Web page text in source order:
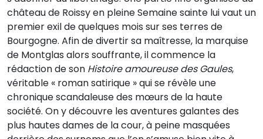
château de Roissy en pleine Semaine sainte lui vaut un
premier exil de quelques mois sur ses terres de
Bourgogne. Afin de divertir sa maîtresse, la marquise
de Montglas alors souffrante, il commence la
rédaction de son Histoire amoureuse des Gaules,
véritable « roman satirique » qui se révèle une
chronique scandaleuse des mœurs de la haute
société. On y découvre les aventures galantes des
plus hautes dames de la cour, à peine masquées